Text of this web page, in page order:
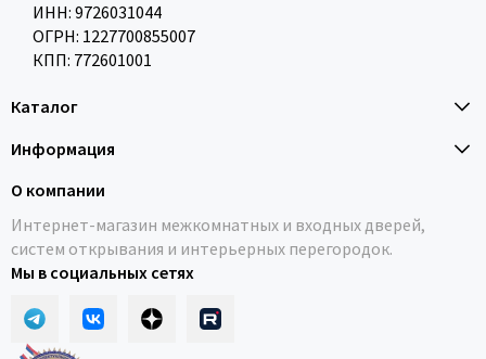
ИНН: 9726031044
ОГРН: 1227700855007
КПП: 772601001
Каталог
Информация
О компании
Интернет-магазин межкомнатных и входных дверей,
систем открывания и интерьерных перегородок.
Мы в социальных сетях